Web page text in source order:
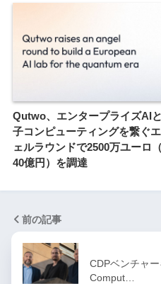
Qutwo、エンタープライズAI
子コンピューティングを繋ぐ
ェルラウンドで2500万ユーロ
40億円）を調達
前の記事
CDPベンチャ
Comput…